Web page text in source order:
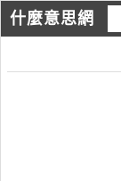
什麼意思網